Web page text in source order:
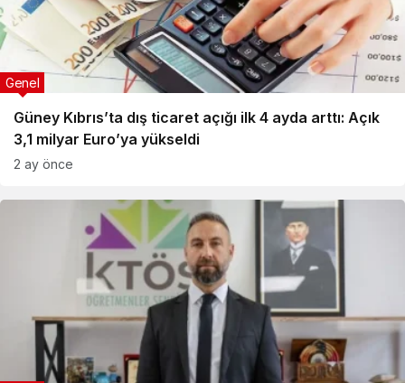
Güney Kıbrıs’ta dış ticaret açığı ilk 4 ayda arttı: Açık
3,1 milyar Euro’ya yükseldi
Genel
2 ay önce